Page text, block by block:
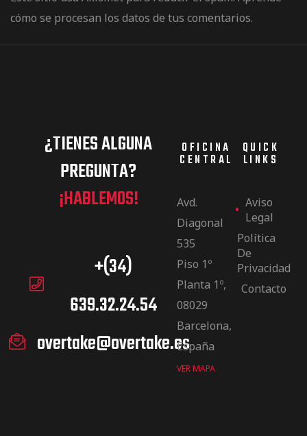
cómo se procesan los datos de tus comentarios.
¿TIENES ALGUNA
PREGUNTA?
¡HABLEMOS!
+(34)
639.32.24.54
overtake@overtake.es
OFICINA
CENTRAL
Avd.
Diagonal
535
Piso 1º
Planta 1º,
08029
Barcelona,
España
VER MAPA
QUICK
LINKS
Aviso
Legal
Política
De
Privacidad
Contacto